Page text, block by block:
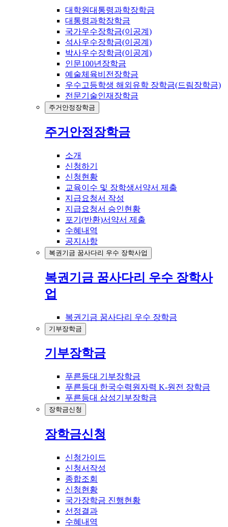
대학원대통령과학장학금
대통령과학장학금
국가우수장학금(이공계)
석사우수장학금(이공계)
박사우수장학금(이공계)
인문100년장학금
예술체육비전장학금
우수고등학생 해외유학 장학금(드림장학금)
전문기술인재장학금
주거안정장학금
주거안정장학금
소개
신청하기
신청현황
교육이수 및 장학생서약서 제출
지급요청서 작성
지급요청서 승인현황
포기(반환)서약서 제출
수혜내역
공지사항
복권기금 꿈사다리 우수 장학사업
복권기금 꿈사다리 우수 장학사
업
복권기금 꿈사다리 우수 장학금
기부장학금
기부장학금
푸른등대 기부장학금
푸른등대 한국수력원자력 K-원전 장학금
푸른등대 삼성기부장학금
장학금신청
장학금신청
신청가이드
신청서작성
종합조회
신청현황
국가장학금 진행현황
선정결과
수혜내역